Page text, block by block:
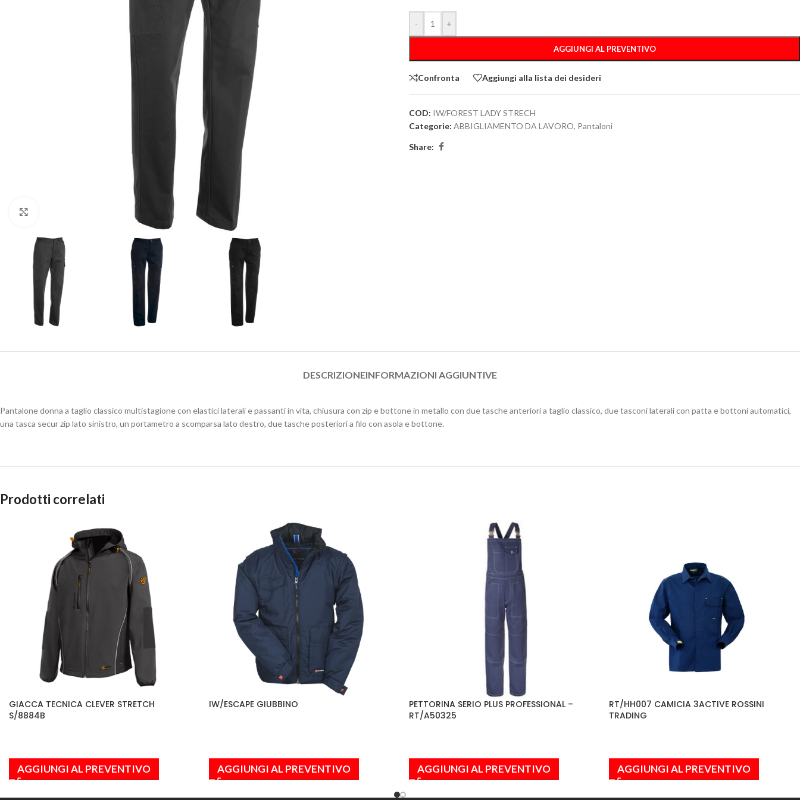
- +
AGGIUNGI AL PREVENTIVO
Confronta Aggiungi alla lista dei desideri
COD: IW/FOREST LADY STRECH
Categorie: ABBIGLIAMENTO DA LAVORO, Pantaloni
Share:
DESCRIZIONEINFORMAZIONI AGGIUNTIVE
Pantalone donna a taglio classico multistagione con elastici laterali e passanti in vita, chiusura con zip e bottone in metallo con due tasche anteriori a taglio classico, due tasconi laterali con patta e bottoni automatici,
una tasca secur zip lato sinistro, un portametro a scomparsa lato destro, due tasche posteriori a filo con asola e bottone.
Prodotti correlati
GIACCA TECNICA CLEVER STRETCH
S/8884B
AGGIUNGI AL PREVENTIVO
IW/ESCAPE GIUBBINO
AGGIUNGI AL PREVENTIVO
PETTORINA SERIO PLUS PROFESSIONAL –
RT/A50325
AGGIUNGI AL PREVENTIVO
RT/HH007 CAMICIA 3ACTIVE ROSSINI
TRADING
AGGIUNGI AL PREVENTIVO